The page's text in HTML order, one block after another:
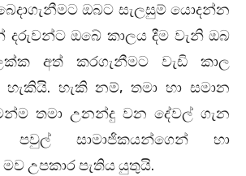
ඔබට සැලසුම් යොදන්න
දරුවන්ට ඔබේ කාලය දීම වැනි ඔබ
අත් කරගැනීමට වැඩි කාල
හැකි නම්, තමා හා සමාන
තමා උනන්දු වන දේවල් ගැන
සාමාජිකයන්ගෙන් හා
උපකාර පැතිය යුතුයි.